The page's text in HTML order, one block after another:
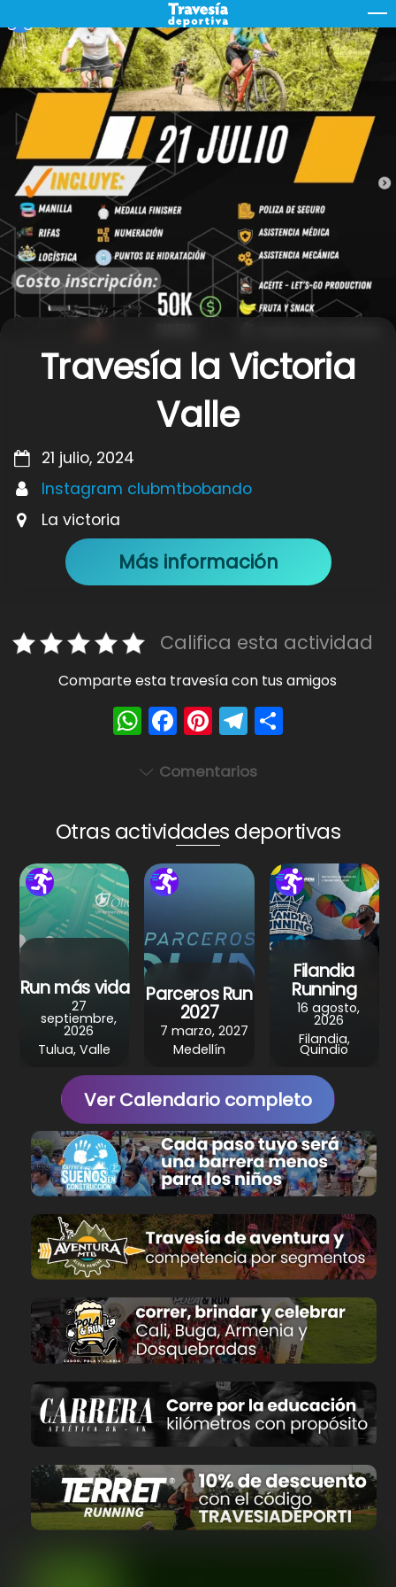
to
content
Travesía la Victoria
Valle
21 julio, 2024
Instagram clubmtbobando
La victoria
Más información
Califica esta actividad
Comparte esta travesía con tus amigos
W
h
a
A
p
p
F
a
c
b
o
o
k
Pi
nt
er
st
T
el
e
a
m
Comentarios
Otras actividades deportivas
Run más vida
27
septiembre,
2026
Tulua, Valle
Parceros Run
2027
7 marzo, 2027
Medellín
Filandia
Running
16 agosto,
2026
Filandia,
Quindio
Ver Calendario completo